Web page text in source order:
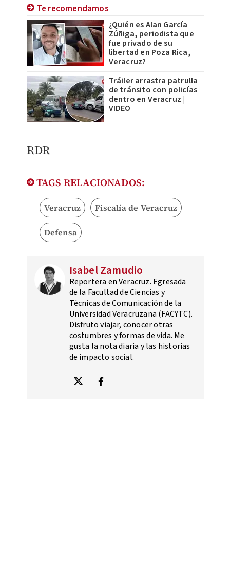
Te recomendamos
¿Quién es Alan García
Zúñiga, periodista que
fue privado de su
libertad en Poza Rica,
Veracruz?
Tráiler arrastra patrulla
de tránsito con policías
dentro en Veracruz |
VIDEO
RDR
TAGS RELACIONADOS:
Veracruz Fiscalía de Veracruz
Defensa
Isabel Zamudio
Reportera en Veracruz. Egresada
de la Facultad de Ciencias y
Técnicas de Comunicación de la
Universidad Veracruzana (FACYTC).
Disfruto viajar, conocer otras
costumbres y formas de vida. Me
gusta la nota diaria y las historias
de impacto social.